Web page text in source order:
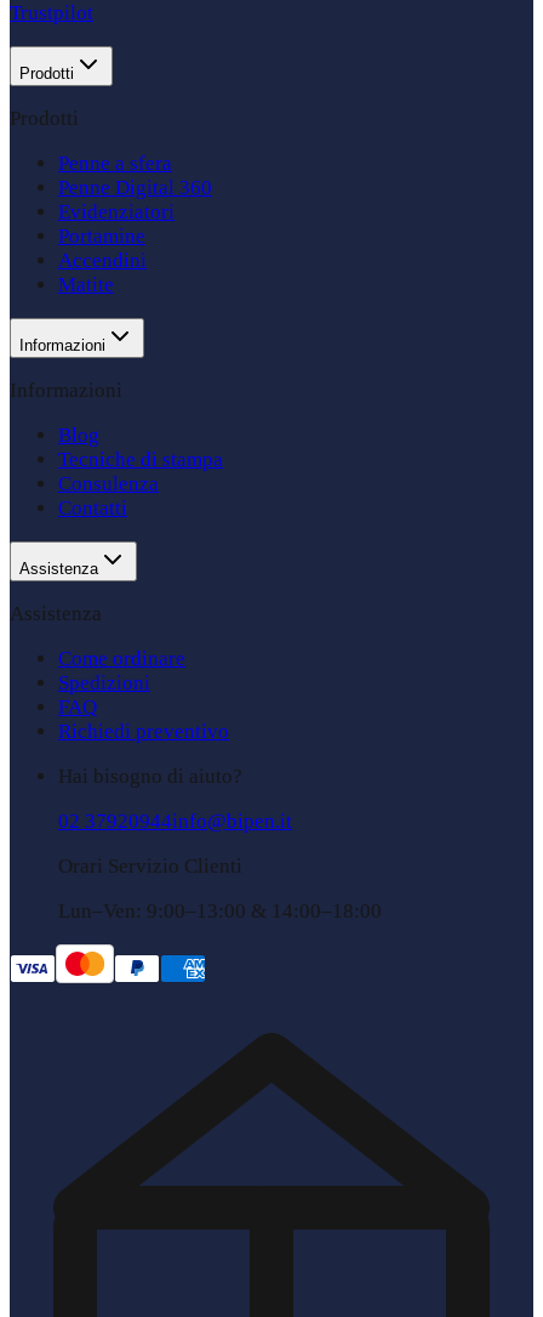
Trustpilot
Prodotti
Prodotti
Penne a sfera
Penne Digital 360
Evidenziatori
Portamine
Accendini
Matite
Informazioni
Informazioni
Blog
Tecniche di stampa
Consulenza
Contatti
Assistenza
Assistenza
Come ordinare
Spedizioni
FAQ
Richiedi preventivo
Hai bisogno di aiuto?
02 37920944info@bipen.it
Orari Servizio Clienti
Lun–Ven: 9:00–13:00 & 14:00–18:00